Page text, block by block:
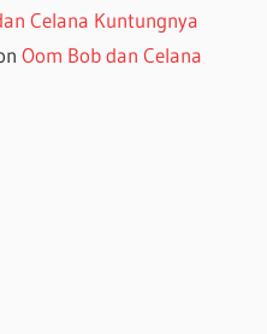
Celana Kuntungnya
Oom Bob dan Celana